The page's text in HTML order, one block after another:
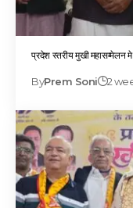
प्रदेश स्तरीय मुखी महासम्मेलन
ByPrem Soni 2